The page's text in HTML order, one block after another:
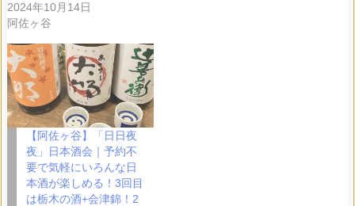
2024年10月14日
阿佐ヶ谷
【阿佐ヶ谷】「日日夜
夜」日本酒会｜予約不
要で気軽にいろんな日
本酒が楽しめる！3回目
は栃木の酒+会津錦！2